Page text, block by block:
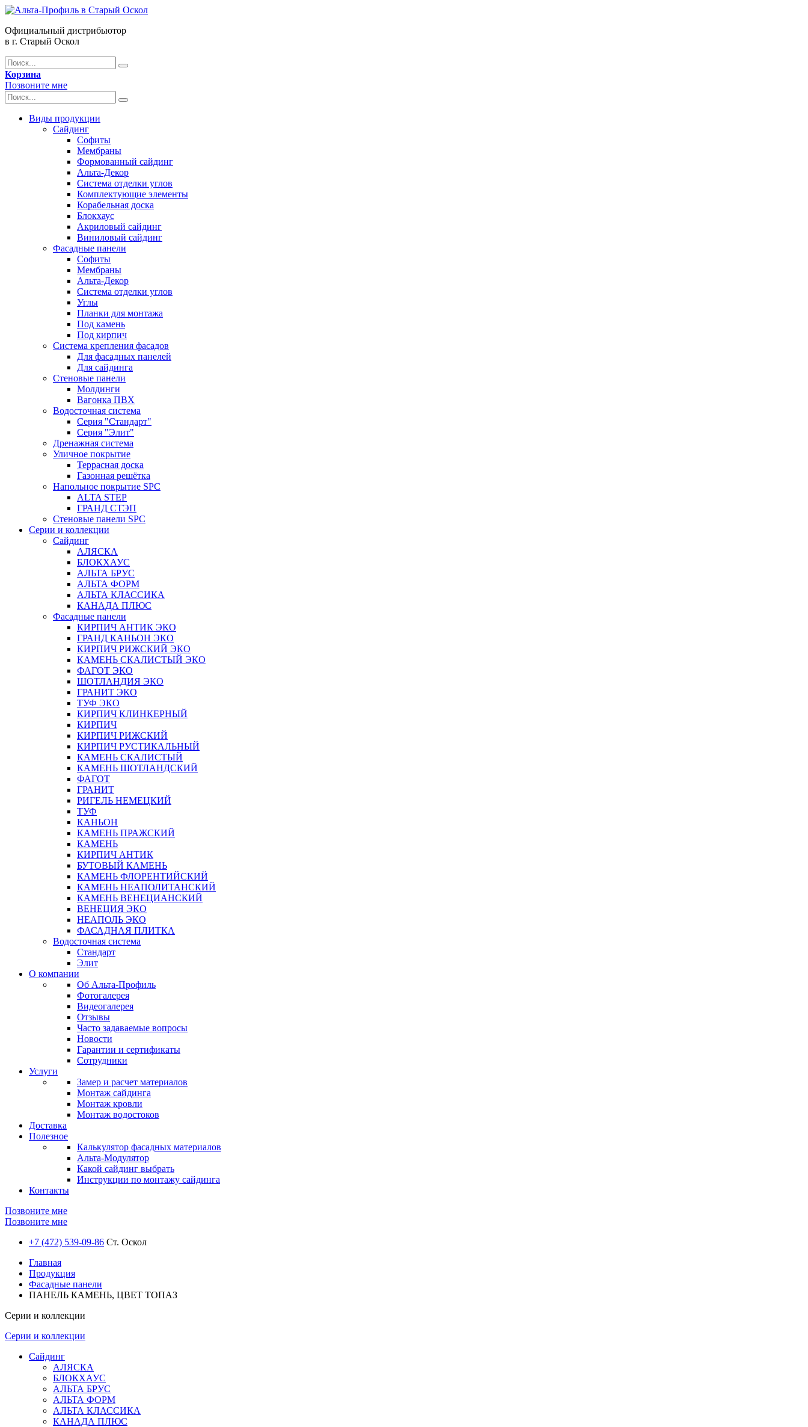
Официальный дистрибьютор
в г. Старый Оскол
Корзина
Позвоните мне
Виды продукции
Сайдинг
Софиты
Мембраны
Формованный сайдинг
Альта-Декор
Система отделки углов
Комплектующие элементы
Корабельная доска
Блокхаус
Акриловый сайдинг
Виниловый сайдинг
Фасадные панели
Софиты
Мембраны
Альта-Декор
Система отделки углов
Углы
Планки для монтажа
Под камень
Под кирпич
Система крепления фасадов
Для фасадных панелей
Для сайдинга
Стеновые панели
Молдинги
Вагонка ПВХ
Водосточная система
Серия "Стандарт"
Серия "Элит"
Дренажная система
Уличное покрытие
Террасная доска
Газонная решётка
Напольное покрытие SPC
ALTA STEP
ГРАНД СТЭП
Стеновые панели SPC
Серии и коллекции
Сайдинг
АЛЯСКА
БЛОКХАУС
АЛЬТА БРУС
АЛЬТА ФОРМ
АЛЬТА КЛАССИКА
КАНАДА ПЛЮС
Фасадные панели
КИРПИЧ АНТИК ЭКО
ГРАНД КАНЬОН ЭКО
КИРПИЧ РИЖСКИЙ ЭКО
КАМЕНЬ СКАЛИСТЫЙ ЭКО
ФАГОТ ЭКО
ШОТЛАНДИЯ ЭКО
ГРАНИТ ЭКО
ТУФ ЭКО
КИРПИЧ КЛИНКЕРНЫЙ
КИРПИЧ
КИРПИЧ РИЖСКИЙ
КИРПИЧ РУСТИКАЛЬНЫЙ
КАМЕНЬ СКАЛИСТЫЙ
КАМЕНЬ ШОТЛАНДСКИЙ
ФАГОТ
ГРАНИТ
РИГЕЛЬ НЕМЕЦКИЙ
ТУФ
КАНЬОН
КАМЕНЬ ПРАЖСКИЙ
КАМЕНЬ
КИРПИЧ АНТИК
БУТОВЫЙ КАМЕНЬ
КАМЕНЬ ФЛОРЕНТИЙСКИЙ
КАМЕНЬ НЕАПОЛИТАНСКИЙ
КАМЕНЬ ВЕНЕЦИАНСКИЙ
ВЕНЕЦИЯ ЭКО
НЕАПОЛЬ ЭКО
ФАСАДНАЯ ПЛИТКА
Водосточная система
Стандарт
Элит
О компании
Об Альта-Профиль
Фотогалерея
Видеогалерея
Отзывы
Часто задаваемые вопросы
Новости
Гарантии и сертификаты
Сотрудники
Услуги
Замер и расчет материалов
Монтаж сайдинга
Монтаж кровли
Монтаж водостоков
Доставка
Полезное
Калькулятор фасадных материалов
Альта-Модулятор
Какой сайдинг выбрать
Инструкции по монтажу сайдинга
Контакты
Позвоните мне
Позвоните мне
+7 (472) 539-09-86 Ст. Оскол
Главная
Продукция
Фасадные панели
ПАНЕЛЬ КАМЕНЬ, ЦВЕТ ТОПАЗ
Серии и коллекции
Серии и коллекции
Сайдинг
АЛЯСКА
БЛОКХАУС
АЛЬТА БРУС
АЛЬТА ФОРМ
АЛЬТА КЛАССИКА
КАНАДА ПЛЮС